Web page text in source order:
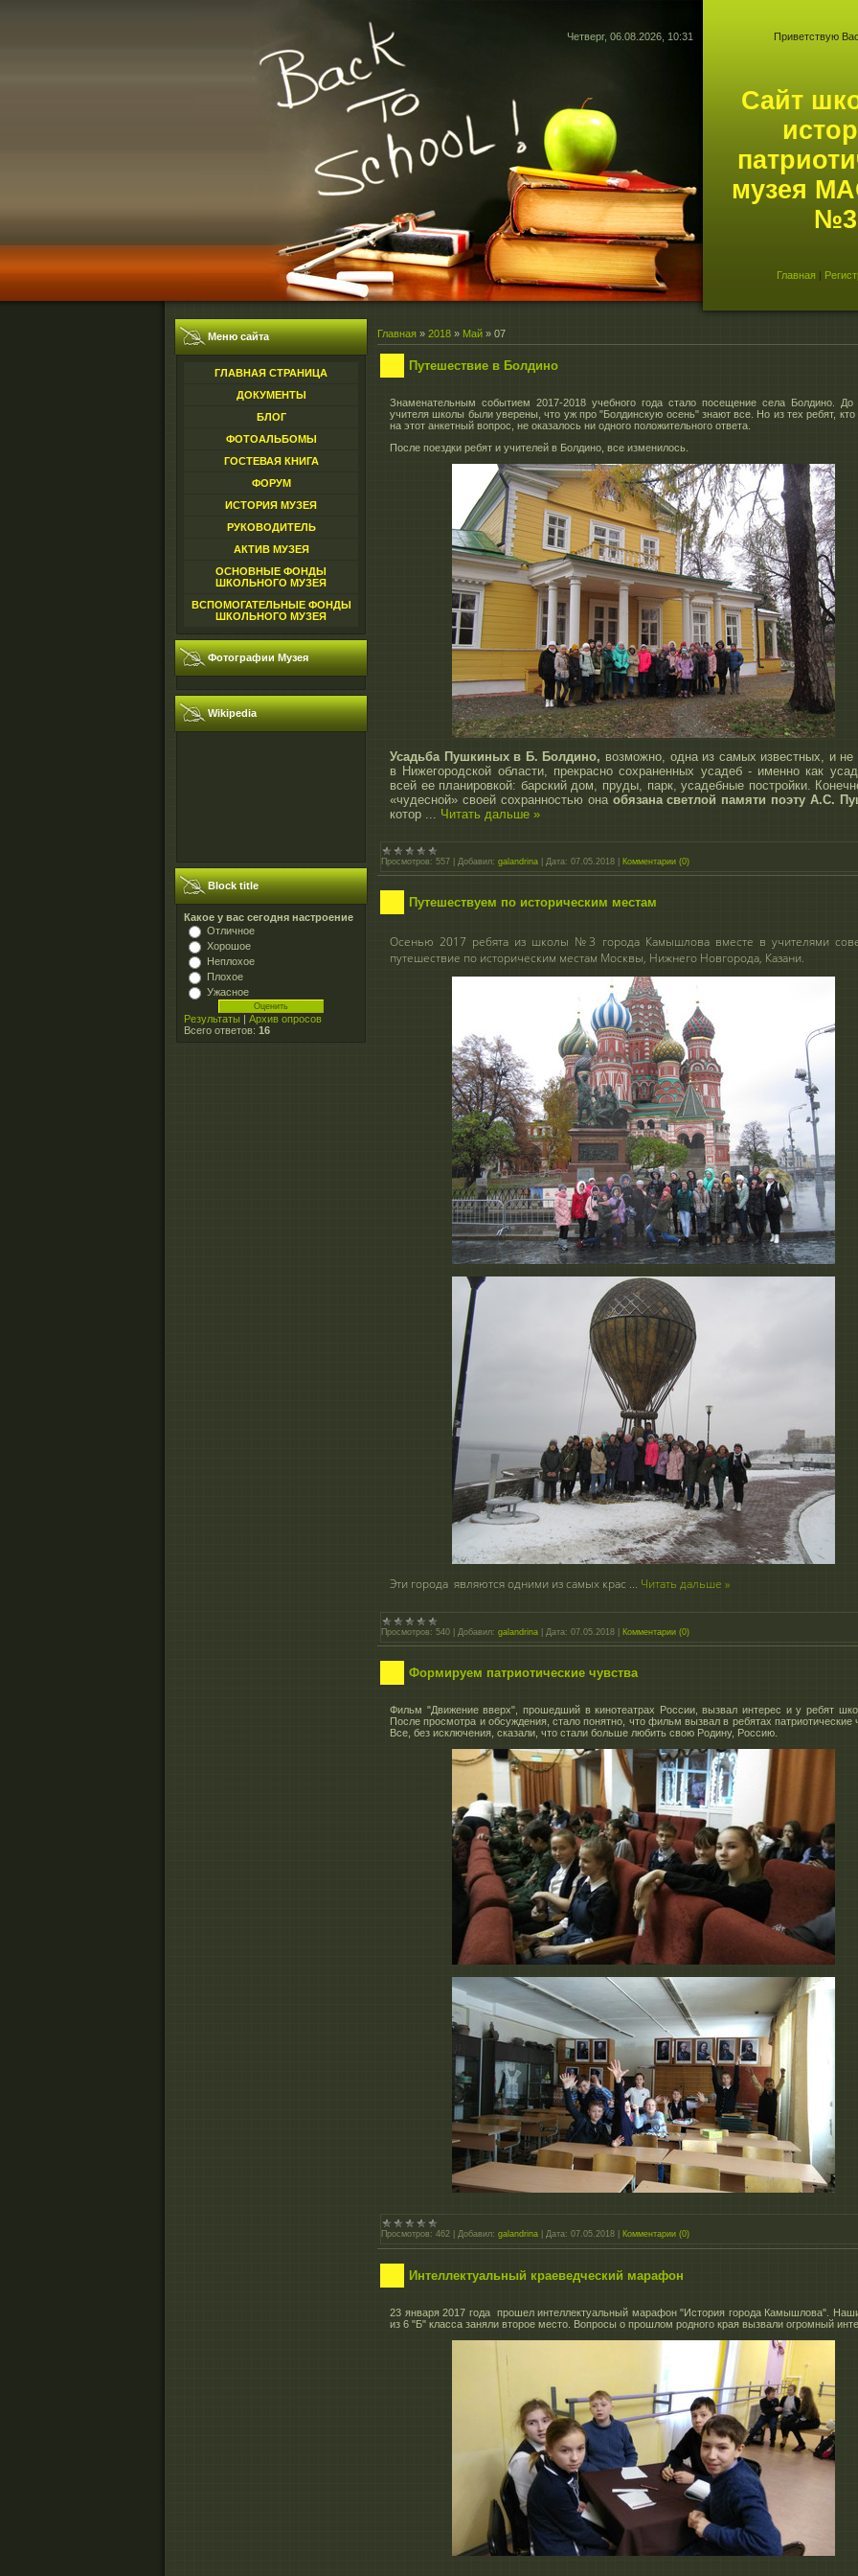
Четверг, 06.08.2026, 10:31 Приветствую Вас
Сайт
музея
Главная |
Меню сайта
ГЛАВНАЯ СТРАНИЦА
ДОКУМЕНТЫ
БЛОГ
ФОТОАЛЬБОМЫ
ГОСТЕВАЯ КНИГА
ФОРУМ
ИСТОРИЯ МУЗЕЯ
РУКОВОДИТЕЛЬ
АКТИВ МУЗЕЯ
ОСНОВНЫЕ ФОНДЫ
ШКОЛЬНОГО МУЗЕЯ
ВСПОМОГАТЕЛЬНЫЕ ФОНДЫ
ШКОЛЬНОГО МУЗЕЯ
Фотографии Музея
Wikipedia
Block title
Какое у вас сегодня настроение
Отличное
Хорошое
Неплохое
Плохое
Ужасное
Результаты | Архив опросов
Всего ответов: 16
Главная » 2018 » Май » 07
Путешествие в Болдино
Знаменательным событием 2017-2018 учебного года стало посещение села Болдино. До
учителя школы были уверены, что уж про "Болдинскую осень" знают все. Но из тех ребят, кто
на этот анкетный вопрос, не оказалось ни одного положительного ответа.
После поездки ребят и учителей в Болдино, все изменилось.
Усадьба Пушкиных в Б. Болдино, возможно, одна из самых известных, и не
в Нижегородской области, прекрасно сохраненных усадеб - именно как
всей ее планировкой: барский дом, пруды, парк, усадебные постройки.
«чудесной» своей сохранностью она обязана светлой памяти поэту А.С.
котор ... Читать дальше »
Просмотров: 557 Добавил: galandrina Дата: 07.05.2018 Комментарии (0)
Путешествуем по историческим местам
Осенью 2017 ребята из школы №3 города Камышлова вместе в учителями
путешествие по историческим местам Москвы, Нижнего Новгорода, Казани.
Эти города являются одними из самых крас ... Читать дальше »
Просмотров: 540 Добавил: galandrina Дата: 07.05.2018 Комментарии (0)
Формируем патриотические чувства
Фильм "Движение вверх", прошедший в кинотеатрах России, вызвал интерес и у ребят
После просмотра и обсуждения, стало понятно, что фильм вызвал в ребятах патриотические
Все, без исключения, сказали, что стали больше любить свою Родину, Россию.
Просмотров: 462 Добавил: galandrina Дата: 07.05.2018 Комментарии (0)
Интеллектуальный краеведческий марафон
23 января 2017 года прошел интеллектуальный марафон "История города Камышлова".
из 6 "Б" класса заняли второе место. Вопросы о прошлом родного края вызвали огромный